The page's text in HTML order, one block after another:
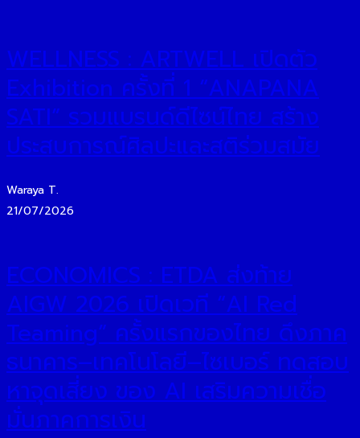
WELLNESS : ARTWELL เปิดตัว
Exhibition ครั้งที่ 1 “ANAPANA
SATI” รวมแบรนด์ดีไซน์ไทย สร้าง
ประสบการณ์ศิลปะและสติร่วมสมัย
Waraya T.
21/07/2026
ECONOMICS : ETDA ส่งท้าย
AIGW 2026 เปิดเวที “AI Red
Teaming” ครั้งแรกของไทย ดึงภาค
ธนาคาร–เทคโนโลยี–ไซเบอร์ ทดสอบ
หาจุดเสี่ยง ของ AI เสริมความเชื่อ
มั่นภาคการเงิน